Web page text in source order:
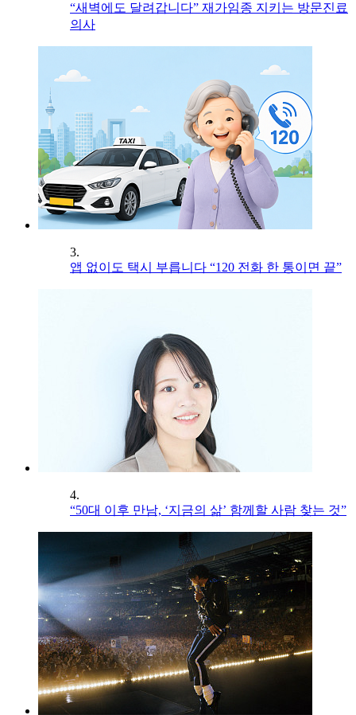
“새벽에도 달려갑니다” 재가임종 지키는 방문진료
의사
3.
앱 없이도 택시 부릅니다 “120 전화 한 통이면 끝”
4.
“50대 이후 만남, ‘지금의 삶’ 함께할 사람 찾는 것”